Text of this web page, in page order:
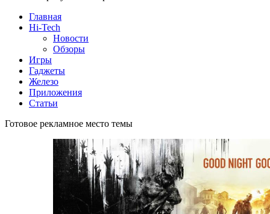
Главная
Hi-Tech
Новости
Обзоры
Игры
Гаджеты
Железо
Приложения
Статьи
Готовое рекламное место темы